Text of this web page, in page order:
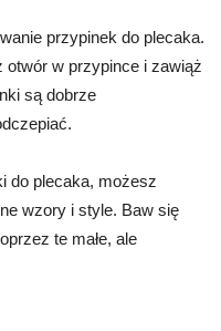
przypinek do plecaka.
w przypince i zawiąż
są dobrze
do plecaka, możesz
wzory i style. Baw się
te małe, ale